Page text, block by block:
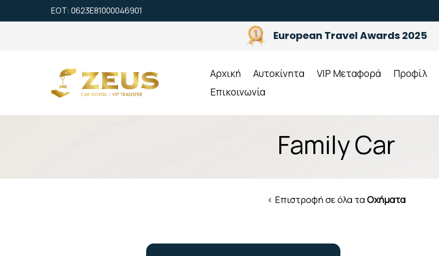
ΕΟΤ: 0623Ε81000046901
European Travel Awards 2025
Αρχική Αυτοκίνητα VIP Μεταφορά Προφίλ
Επικοινωνία
Family Car
< Επιστροφή σε όλα ταΟχήματα